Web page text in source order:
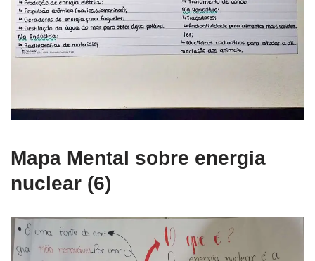
Mapa Mental sobre energia
nuclear (6)